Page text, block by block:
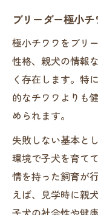
ント
健康な極
手
ブリーダ
ク法
極小チワ
認
スムース
極める
極小チワ
ブリーダー極小
極小チワワをブリ
性格、親犬の情報
く存在します。特
的なチワワよりも
められます。
失敗しない基本と
環境で子犬を育て
情を持った飼育が
えば、見学時に親